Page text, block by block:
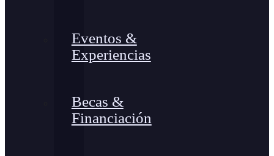
Eventos &
Experiencias
Becas &
Financiación